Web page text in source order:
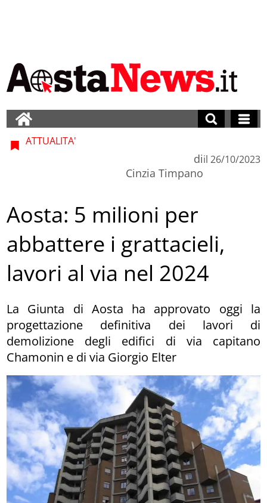
ATTUALITA'
di
Cinzia Timpano
il 26/10/2023
Aosta: 5 milioni per
abbattere i grattacieli,
lavori al via nel 2024
La Giunta di Aosta ha approvato oggi la
progettazione definitiva dei lavori di
demolizione degli edifici di via capitano
Chamonin e di via Giorgio Elter